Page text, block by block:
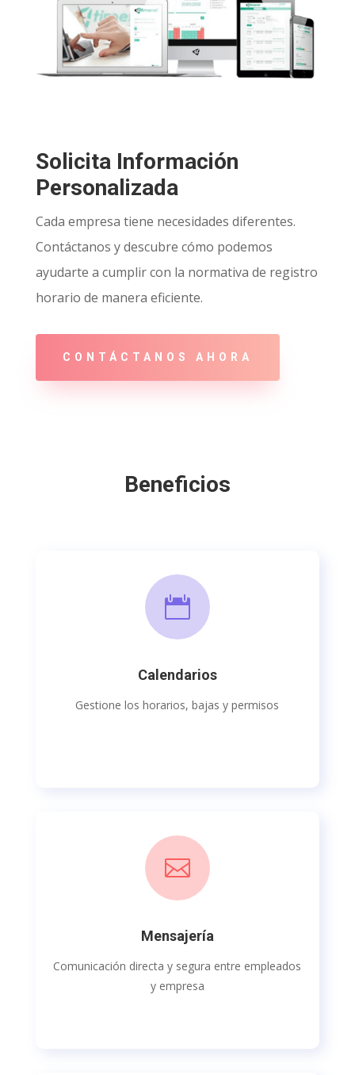
Solicita Información
Personalizada
Cada empresa tiene necesidades diferentes.
Contáctanos y descubre cómo podemos
ayudarte a cumplir con la normativa de registro
horario de manera eficiente.
CONTÁCTANOS AHORA
Beneficios

Calendarios
Gestione los horarios, bajas y permisos

Mensajería
Comunicación directa y segura entre empleados
y empresa